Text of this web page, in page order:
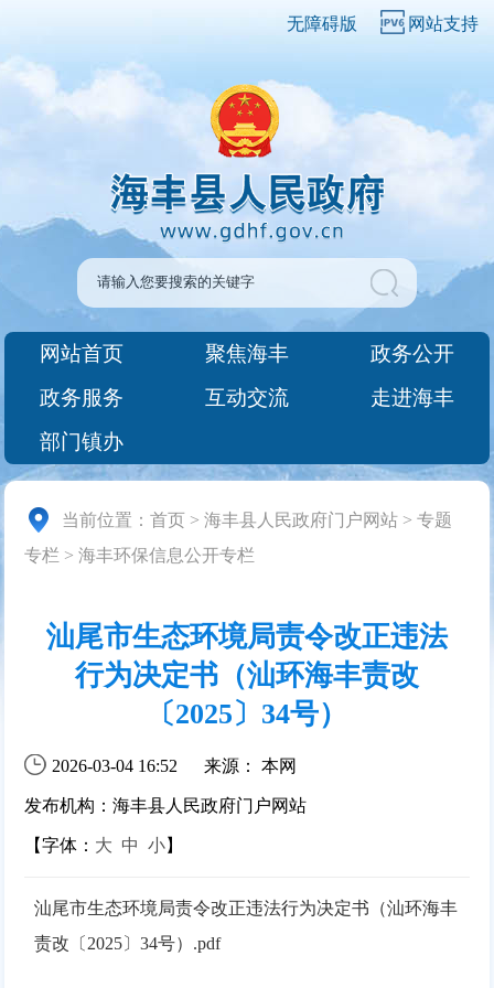
无障碍版 网站支持
网站首页 聚焦海丰
政务公开
政务服务
互动交流
走进海丰
部门镇办
当前位置：首页 >海丰县人民政府门户网站 >专题
专栏 >海丰环保信息公开专栏
汕尾市生态环境局责令改正违法
行为决定书（汕环海丰责改
〔2025〕34号）
2026-03-04 16:52 来源： 本网
发布机构：海丰县人民政府门户网站
【字体： 大 中 小】
汕尾市生态环境局责令改正违法行为决定书（汕环海丰
责改〔2025〕34号）.pdf